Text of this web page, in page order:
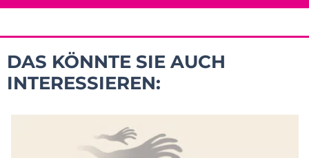
DAS KÖNNTE SIE AUCH
INTERESSIEREN: